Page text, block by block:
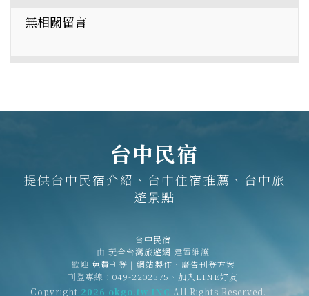
無相關留言
台中民宿
提供台中民宿介紹、台中住宿推薦、台中旅
遊景點
台中民宿
由 玩全台灣旅遊網 建置維護
歡迎 免費刊登 | 網站製作‧廣告刊登方案
刊登專線： 049-2202375 、 加入LINE好友
Copyright 2026 okgo.tw INC All Rights Reserved.